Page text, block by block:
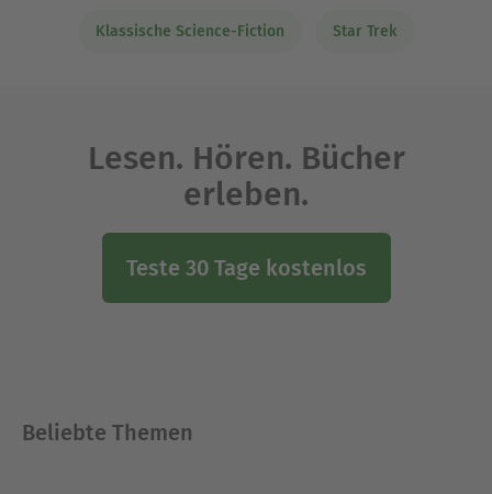
Klassische Science-Fiction Star Trek
Lesen. Hören. Bücher
erleben.
Teste 30 Tage kostenlos
Beliebte Themen